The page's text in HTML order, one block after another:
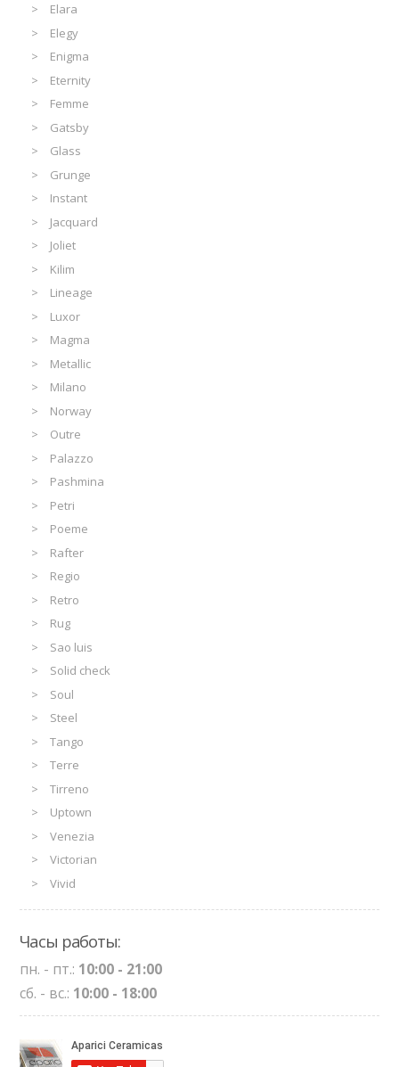
Elara
Elegy
Enigma
Eternity
Femme
Gatsby
Glass
Grunge
Instant
Jacquard
Joliet
Kilim
Lineage
Luxor
Magma
Metallic
Milano
Norway
Outre
Palazzo
Pashmina
Petri
Poeme
Rafter
Regio
Retro
Rug
Sao luis
Solid check
Soul
Steel
Tango
Terre
Tirreno
Uptown
Venezia
Victorian
Vivid
Часы работы:
пн. - пт.: 10:00 - 21:00
сб. - вс.: 10:00 - 18:00